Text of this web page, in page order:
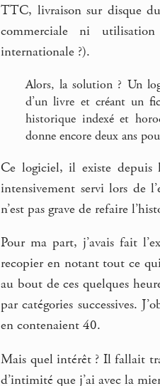
TTC, livraison sur disque
commerciale ni
internationale ?).
Alors, la solution ? Un
d’un livre et créant un
historique indexé et
donne encore deux ans
Ce logiciel, il existe depuis
intensivement servi lors de
n’est pas grave de refaire
Pour ma part, j’avais fait
recopier en notant tout ce
au bout de ces quelques
par catégories successives.
en contenaient 40.
Mais quel intérêt ? Il fallait
d’intimité que j’ai avec la